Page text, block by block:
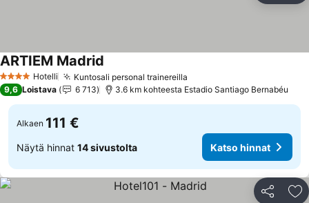
4 Tähtiluokitus
Hotelli Kuntosali personal trainereilla
ARTIEM Madrid
9,6 Loistava 6 713 3.6 km kohteesta Estadio Santiago Bernabéu
Alkaen 111 €
Näytä hinnat 14 sivustolta Katso hinnat
Jaa